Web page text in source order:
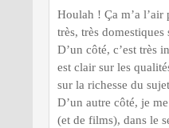
Houlah ! Ça m’a l’air
très, très
D’un côté, c’est très
est clair sur les
sur la richesse du
D’un autre côté, je
(et de films), dans le